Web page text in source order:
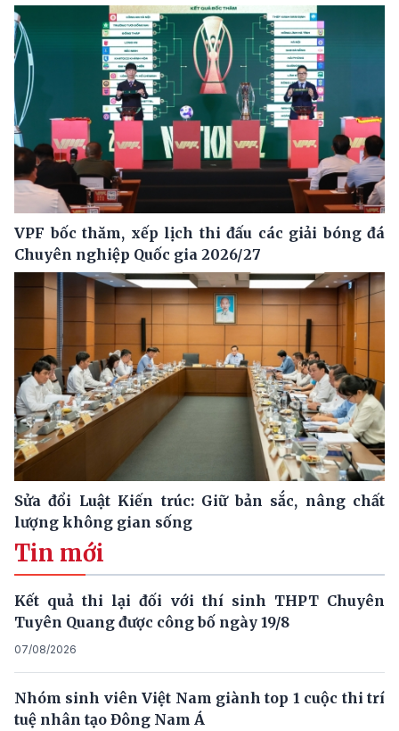
VPF bốc thăm, xếp lịch thi đấu các giải bóng đá
Chuyên nghiệp Quốc gia 2026/27
Sửa đổi Luật Kiến trúc: Giữ bản sắc, nâng chất
lượng không gian sống
Tin mới
Kết quả thi lại đối với thí sinh THPT Chuyên
Tuyên Quang được công bố ngày 19/8
07/08/2026
Nhóm sinh viên Việt Nam giành top 1 cuộc thi trí
tuệ nhân tạo Đông Nam Á